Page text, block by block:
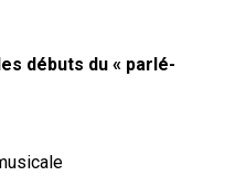
débuts du « parlé-